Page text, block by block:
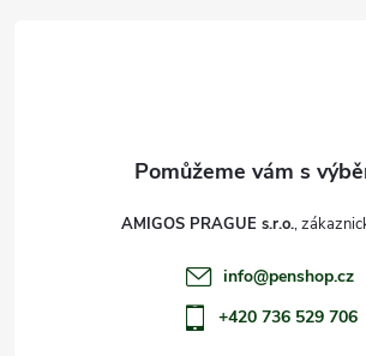
AMIGOS PRAGUE s.r.o.
info@penshop.cz
+420 736 529 706